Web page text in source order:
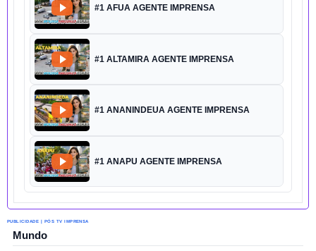
#1 AFUA AGENTE IMPRENSA
#1 ALTAMIRA AGENTE IMPRENSA
#1 ANANINDEUA AGENTE IMPRENSA
#1 ANAPU AGENTE IMPRENSA
PUBLICIDADE | PÓS TV IMPRENSA
Mundo